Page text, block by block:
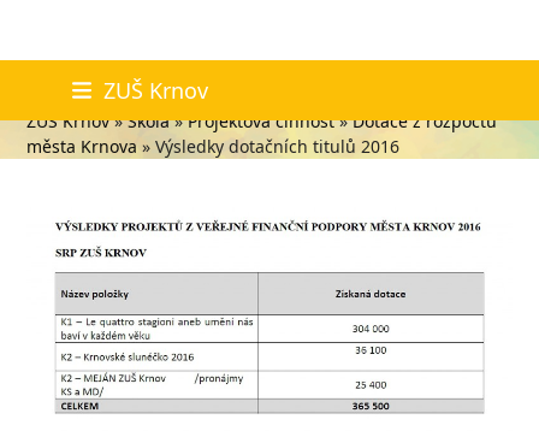
content
ZUŠ Krnov
Výsledky dotačních titulů 2016
ZUŠ Krnov»Škola»Projektová činnost»Dotace z rozpočtu
města Krnova »Výsledky dotačních titulů 2016